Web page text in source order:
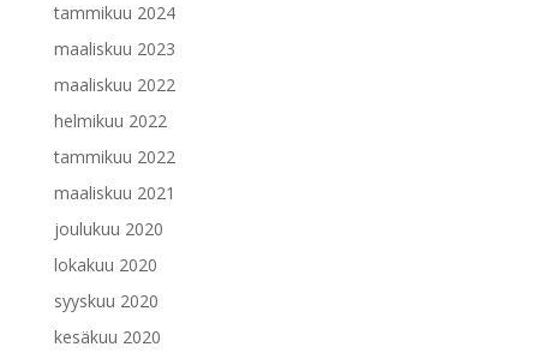
tammikuu 2024
maaliskuu 2023
maaliskuu 2022
helmikuu 2022
tammikuu 2022
maaliskuu 2021
joulukuu 2020
lokakuu 2020
syyskuu 2020
kesäkuu 2020